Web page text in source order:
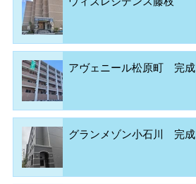
アヴェニール松原町 完成
グランメゾン小石川 完成